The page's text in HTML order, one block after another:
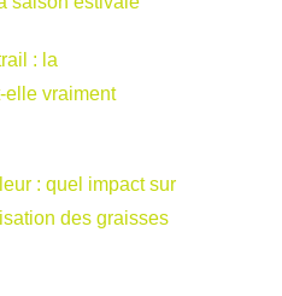
: la
elle vraiment
: quel impact sur
des graisses